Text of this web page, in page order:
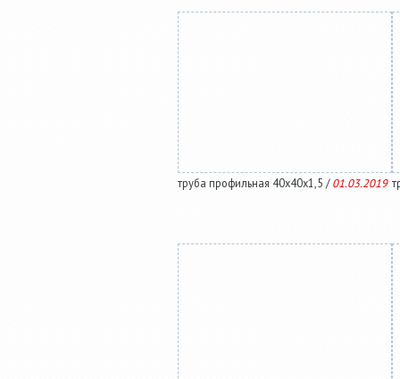
труба профильная 40х40х1,5 /01.03.2019